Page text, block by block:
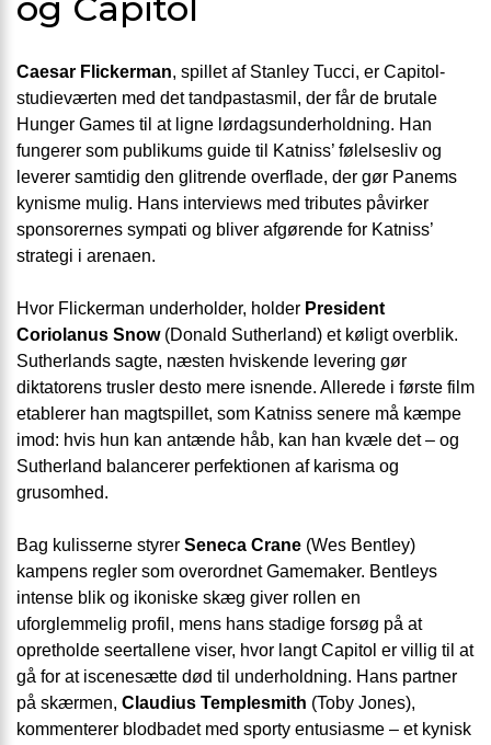
Caesar Flickerman, spillet af Stanley Tucci, er Capitol-
studieværten med det tandpastasmil, der får de brutale
Hunger Games til at ligne lørdagsunderholdning. Han
fungerer som publikums guide til Katniss’ følelsesliv og
leverer samtidig den glitrende overflade, der gør Panems
kynisme mulig. Hans interviews med tributes påvirker
sponsorernes sympati og bliver afgørende for Katniss’
strategi i arenaen.
Hvor Flickerman underholder, holder President
Coriolanus Snow(Donald Sutherland) et køligt overblik.
Sutherlands sagte, næsten hviskende levering gør
diktatorens trusler desto mere isnende. Allerede i første film
etablerer han magtspillet, som Katniss senere må kæmpe
imod: hvis hun kan antænde håb, kan han kvæle det – og
Sutherland balancerer perfektionen af karisma og
grusomhed.
Bag kulisserne styrer Seneca Crane (Wes Bentley)
kampens regler som overordnet Gamemaker. Bentleys
intense blik og ikoniske skæg giver rollen en
uforglemmelig profil, mens hans stadige forsøg på at
opretholde seertallene viser, hvor langt Capitol er villig til at
gå for at iscenesætte død til underholdning. Hans partner
på skærmen, Claudius Templesmith (Toby Jones),
kommenterer blodbadet med sporty entusiasme – et kynisk